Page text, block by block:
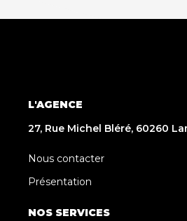
L'AGENCE
27, Rue Michel Bléré, 60260
Nous contacter
Présentation
NOS SERVICES